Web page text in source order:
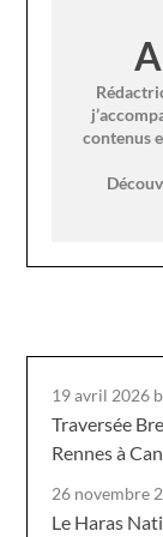
contenus
19 avril 2026
Traversée
Rennes à
26 novembre
Le Haras